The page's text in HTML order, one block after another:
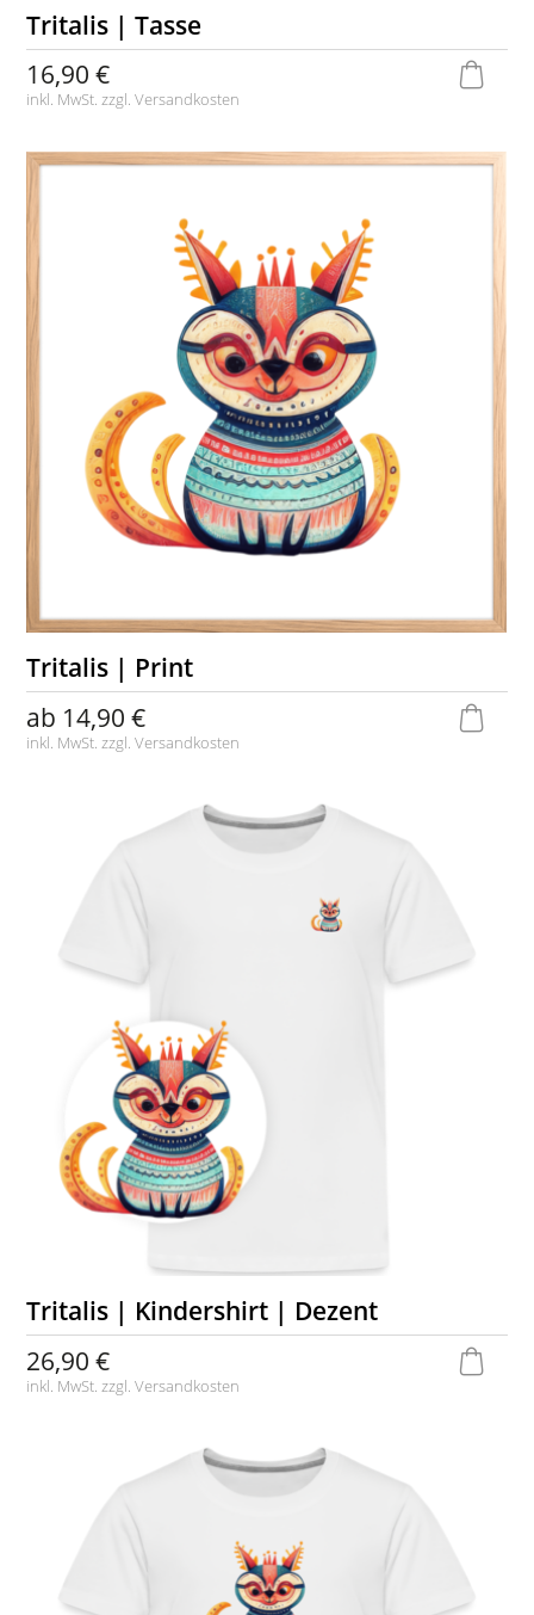
Tritalis | Tasse
16,90 €
inkl. MwSt. zzgl.Versandkosten
Tritalis | Print
ab 14,90 €
inkl. MwSt. zzgl.Versandkosten
Tritalis | Kindershirt | Dezent
26,90 €
inkl. MwSt. zzgl.Versandkosten